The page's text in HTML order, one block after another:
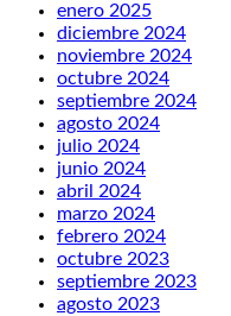
enero 2025
diciembre 2024
noviembre 2024
octubre 2024
septiembre 2024
agosto 2024
julio 2024
junio 2024
abril 2024
marzo 2024
febrero 2024
octubre 2023
septiembre 2023
agosto 2023